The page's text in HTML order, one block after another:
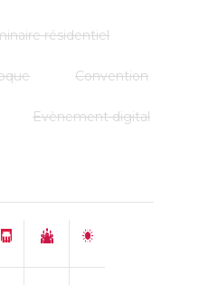
résidentiel
Convention
Evènement digital